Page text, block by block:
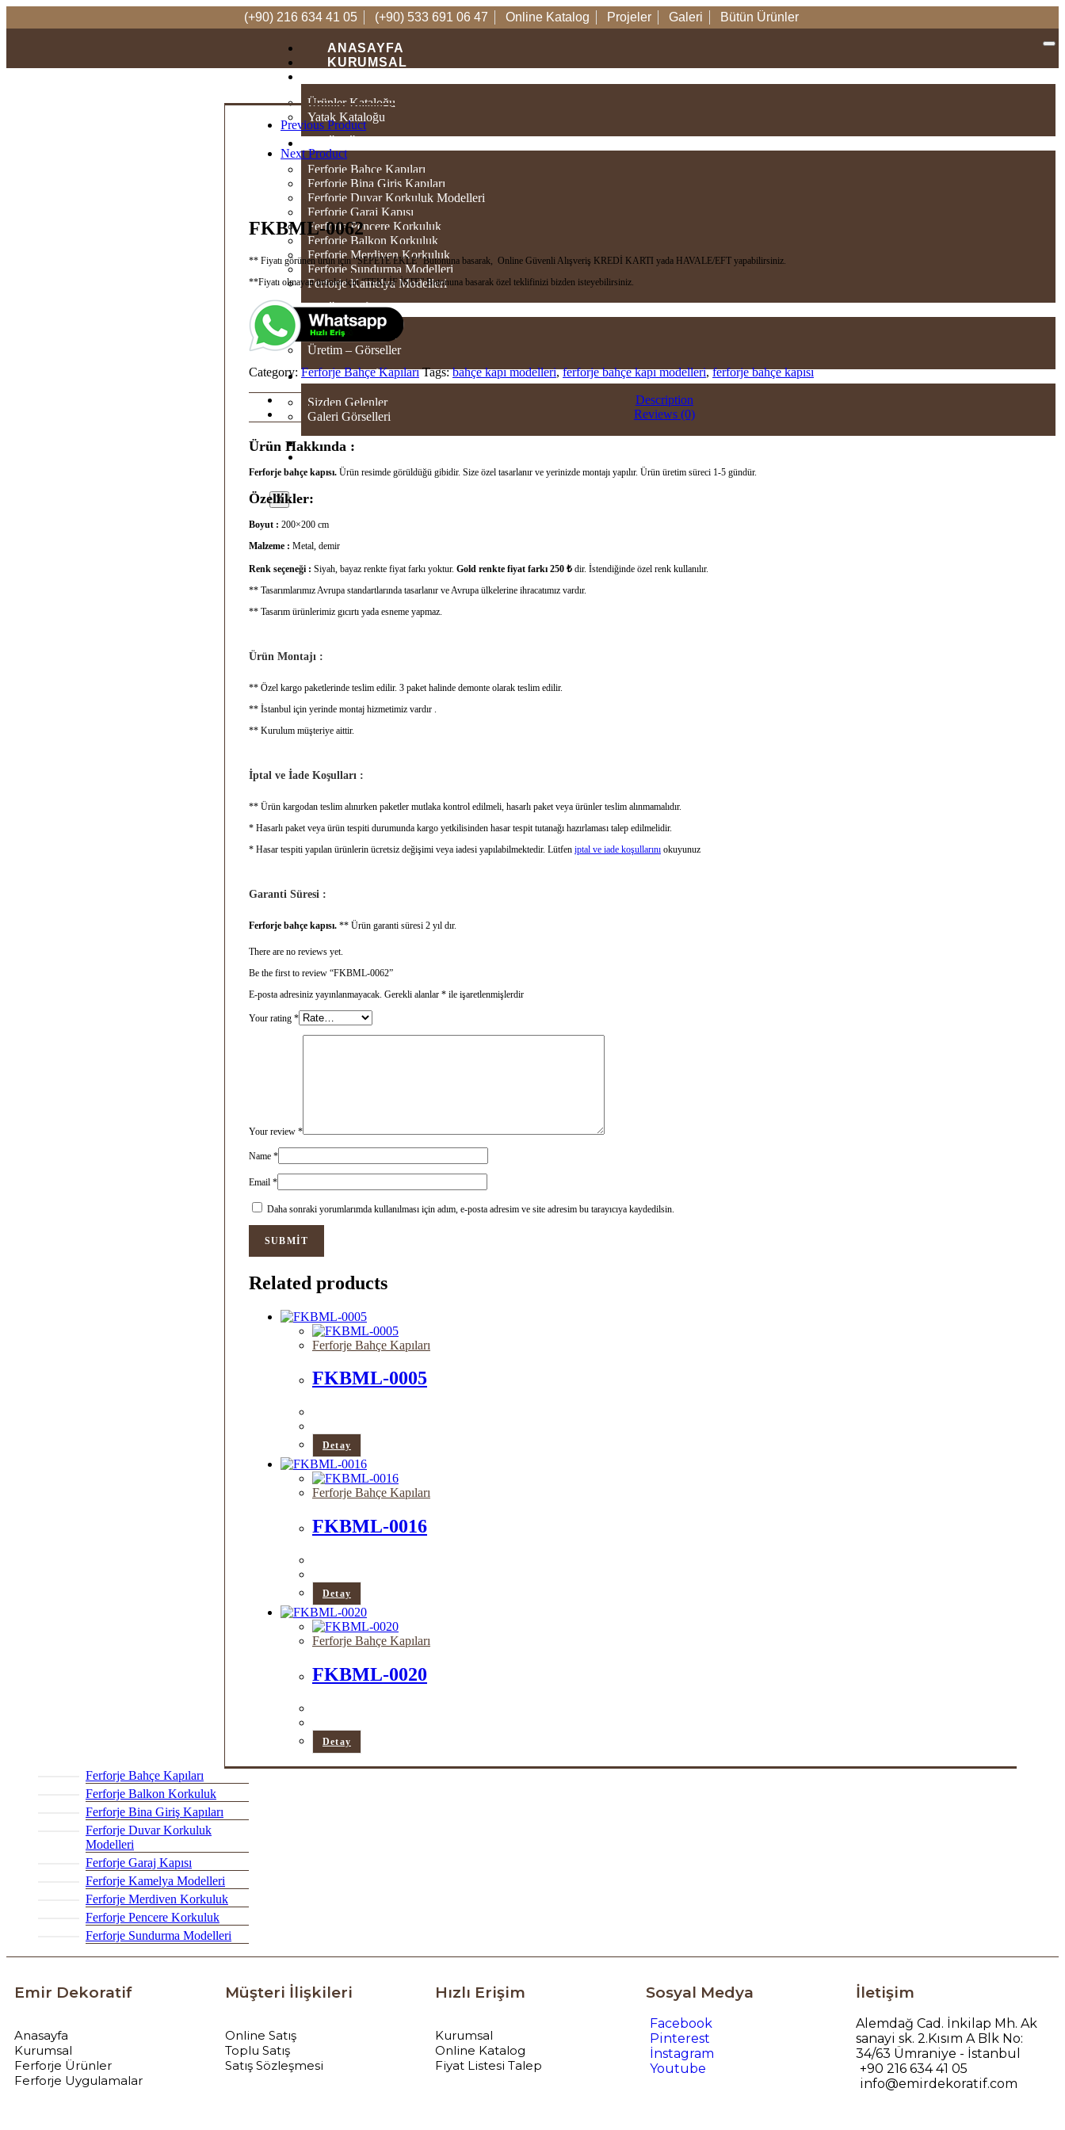
(+90) 216 634 41 05 (+90) 533 691 06 47 Online Katalog Projeler Galeri Bütün Ürünler
ANASAYFA
KURUMSAL
Ürünler Kataloğu
Yatak Kataloğu
Ferforje Bahçe Kapıları
Ferforje Bina Giriş Kapıları
Ferforje Duvar Korkuluk Modelleri
Ferforje Garaj Kapısı
Ferforje Pencere Korkuluk
Ferforje Balkon Korkuluk
Ferforje Merdiven Korkuluk
Ferforje Sundurma Modelleri
Ferforje Kamelya Modelleri
ÜRETIM
Üretim – Videolar
Üretim – Görseller
GALERI
Sizden Gelenler
Galeri Görselleri
SHOWROOM
X
Previous Product
Next Product
FKBML-0062
** Fiyatı görünen ürün için “SEPETE EKLE” Butonuna basarak, Online Güvenli Alışveriş KREDİ KARTI yada HAVALE/EFT yapabilirsiniz.
**Fiyatı olmayan ürünler için “TEKLİF İSTE” Butonuna basarak özel teklifinizi bizden isteyebilirsiniz.
Category: Ferforje Bahçe Kapıları Tags:bahçe kapı modelleri,ferforje bahçe kapı modelleri,ferforje bahçe kapısı
Description
Reviews (0)
Ürün Hakkında :
Ferforje bahçe kapısı. Ürün resimde görüldüğü gibidir. Size özel tasarlanır ve yerinizde montajı yapılır. Ürün üretim süreci 1-5 gündür.
Özellikler:
Boyut : 200×200 cm
Malzeme : Metal, demir
Renk seçeneği : Siyah, bayaz renkte fiyat farkı yoktur. Gold renkte fiyat farkı 250 ₺dir. İstendiğinde özel renk kullanılır.
** Tasarımlarımız Avrupa standartlarında tasarlanır ve Avrupa ülkelerine ihracatımız vardır.
** Tasarım ürünlerimiz gıcırtı yada esneme yapmaz.
Ürün Montajı :
** Özel kargo paketlerinde teslim edilir. 3 paket halinde demonte olarak teslim edilir.
** İstanbul için yerinde montaj hizmetimiz vardır .
** Kurulum müşteriye aittir.
İptal ve İade Koşulları :
** Ürün kargodan teslim alınırken paketler mutlaka kontrol edilmeli, hasarlı paket veya ürünler teslim alınmamalıdır.
* Hasarlı paket veya ürün tespiti durumunda kargo yetkilisinden hasar tespit tutanağı hazırlaması talep edilmelidir.
* Hasar tespiti yapılan ürünlerin ücretsiz değişimi veya iadesi yapılabilmektedir. Lütfen iptal ve iade koşullarınıokuyunuz
Garanti Süresi :
Ferforje bahçe kapısı. ** Ürün garanti süresi 2 yıl dır.
There are no reviews yet.
Be the first to review “FKBML-0062”
E-posta adresiniz yayınlanmayacak. Gerekli alanlar *ile işaretlenmişlerdir
Your rating *
Your review *
Name *
Email *
Daha sonraki yorumlarımda kullanılması için adım, e-posta adresim ve site adresim bu tarayıcıya kaydedilsin.
Related products
Ferforje Bahçe Kapıları
FKBML-0005
Detay
Ferforje Bahçe Kapıları
FKBML-0016
Detay
Ferforje Bahçe Kapıları
FKBML-0020
Detay
Ferforje Bahçe Kapıları
Ferforje Balkon Korkuluk
Ferforje Bina Giriş Kapıları
Ferforje Duvar Korkuluk
Modelleri
Ferforje Garaj Kapısı
Ferforje Kamelya Modelleri
Ferforje Merdiven Korkuluk
Ferforje Pencere Korkuluk
Ferforje Sundurma Modelleri
Emir Dekoratif
Anasayfa
Kurumsal
Ferforje Ürünler
Ferforje Uygulamalar
Müşteri İlişkileri
Online Satış
Toplu Satış
Satış Sözleşmesi
Hızlı Erişim
Kurumsal
Online Katalog
Fiyat Listesi Talep
Sosyal Medya
Facebook
Pinterest
İnstagram
Youtube
İletişim
Alemdağ Cad. İnkilap Mh. Ak
sanayi sk. 2.Kısım A Blk No:
34/63 Ümraniye - İstanbul
+90 216 634 41 05
info@emirdekoratif.com